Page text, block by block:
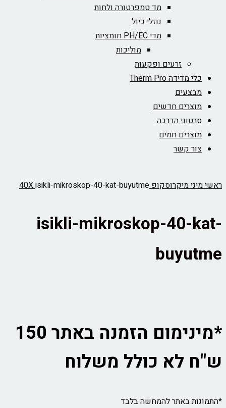
מד טמפרטורה ולחות
נוזלי כיול
מדי PH/EC חומציות
מוליכות
זרעים ופקעות
כלי מדידה Therm Pro
מבצעים
מוצרים חדשים
סרטוני הדרכה
מוצרים חמים
צור קשר
ראשימיני מיקרוסקופ 40Xisikli-mikroskop-40-kat-buyutme
isikli-mikroskop-40-kat-
buyutme
*מינימום הזמנה באתר 150
ש"ח לא כולל משלוח
*התמונות באתר להמחשה בלבד